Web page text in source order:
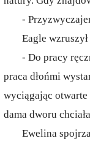
-
Eagle
- Do pracy
praca dłońmi
wyciągając otwarte
dama dworu
Ewelina